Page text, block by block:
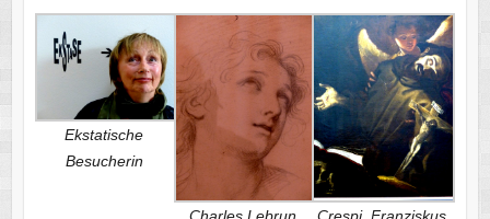
Ekstatische
Besucherin
Charles Lebrun
Crespi, Franziskus